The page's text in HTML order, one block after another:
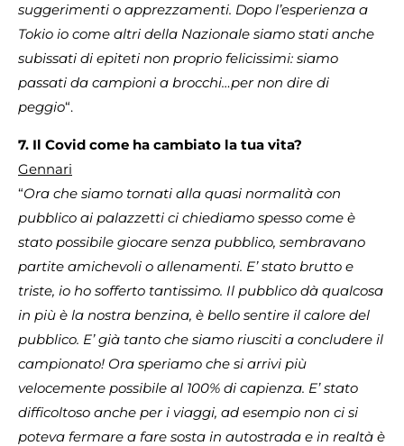
suggerimenti o apprezzamenti. Dopo l’esperienza a
Tokio io come altri della Nazionale siamo stati anche
subissati di epiteti non proprio felicissimi: siamo
passati da campioni a brocchi…per non dire di
peggio“.
7. Il Covid come ha cambiato la tua vita?
Gennari
“Ora che siamo tornati alla quasi normalità con
pubblico ai palazzetti ci chiediamo spesso come è
stato possibile giocare senza pubblico, sembravano
partite amichevoli o allenamenti. E’ stato brutto e
triste, io ho sofferto tantissimo. Il pubblico dà qualcosa
in più è la nostra benzina, è bello sentire il calore del
pubblico. E’ già tanto che siamo riusciti a concludere il
campionato! Ora speriamo che si arrivi più
velocemente possibile al 100% di capienza. E’ stato
difficoltoso anche per i viaggi, ad esempio non ci si
poteva fermare a fare sosta in autostrada e in realtà è